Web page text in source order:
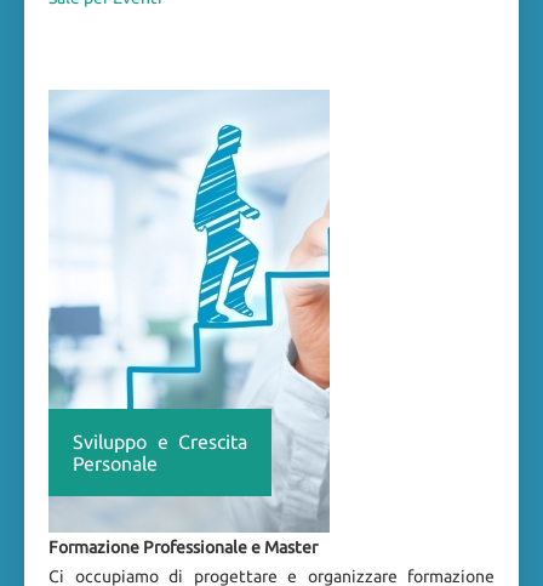
Sviluppo e Crescita
Personale
Formazione Professionale e Master
Ci occupiamo di progettare e organizzare formazione